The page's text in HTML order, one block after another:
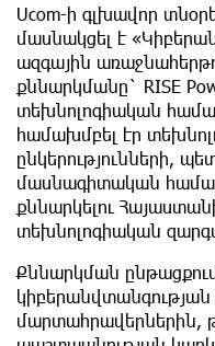
Ucom-ի գլխավոր
մասնակցել է
ազգային
քննարկմանը` RISE
տեխնոլոգիական
համախմբել էր
ընկերությունների,
մասնագիտական
քննարկելու
տեխնոլոգիական
Քննարկման
կիբերանվտանգության
մարտահրավերներին,